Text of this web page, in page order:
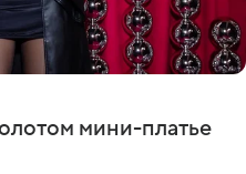
мини-платье